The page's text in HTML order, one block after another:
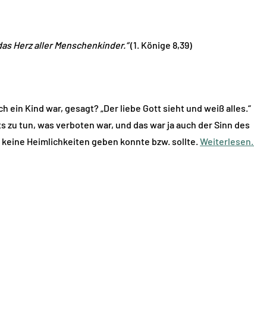
Herz aller Menschenkinder.“(1. Könige 8,39)
ein Kind war, gesagt? „Der liebe Gott sieht und weiß alles.“
zu tun, was verboten war, und das war ja auch der Sinn des
Heimlichkeiten geben konnte bzw. sollte. Weiterlesen…